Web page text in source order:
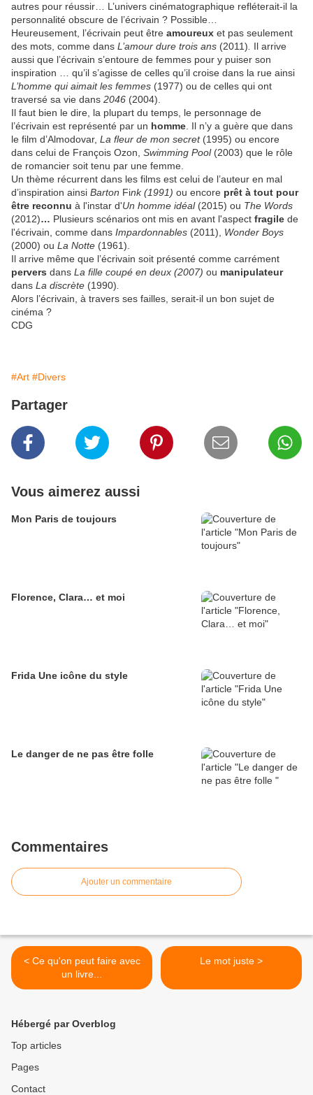
autres pour réussir… L’univers cinématographique refléterait-il la
personnalité obscure de l’écrivain ? Possible…
Heureusement, l’écrivain peut être amoureux et pas seulement
des mots, comme dans L’amour dure trois ans (2011)
Il arrive
aussi que l’écrivain s’entoure de femmes pour y puiser son
inspiration … qu’il s’agisse de celles qu’il croise dans la rue ainsi
L’homme qui aimait les femmes (1977) ou de celles qui ont
traversé sa vie dans 2046 (2004).
Il faut bien le dire, la plupart du temps, le personnage de
l’écrivain est représenté par un homme . Il n’y a guère que dans
le film d’Almodovar, La fleur de mon secret (1995) ou encore
dans celui de François Ozon, Swimming Pool(2003) que le rôle
de romancier soit tenu par une femme.
Un thème récurrent dans les films est celui de l’auteur en mal
d’inspiration ainsi Barton Fink (1991) ou encore prêt à tout pour
être reconnu à l'instar d'Un homme idéal (2015) ou The Words
(2012)… Plusieurs scénarios ont mis en avant l'aspect fragile de
l'écrivain, comme dans Impardonnables (2011), Wonder Boys
(2000) ou La Notte (1961).
Il arrive même que l’écrivain soit présenté comme carrément
pervers dans La fille coupé en deux (2007) ou manipulateur
dans La discrète (1990)
Alors l’écrivain, à travers ses failles, serait-il un bon sujet de
cinéma ?
CDG
#Art #Divers
Partager
Vous aimerez aussi
Mon Paris de toujours
Florence, Clara… et moi
Frida Une icône du style
Le danger de ne pas être folle
Commentaires
Ajouter un commentaire
< Ce qu'on peut faire avec
un livre...
Le mot juste >
Hébergé par Overblog
Top articles
Pages
Contact